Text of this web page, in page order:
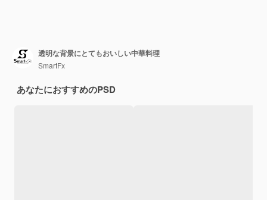
透明な背景にとてもおいしい中華料理
SmartFx
あなたにおすすめのPSD